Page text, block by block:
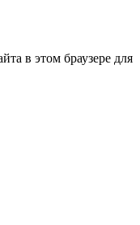
в этом браузере для